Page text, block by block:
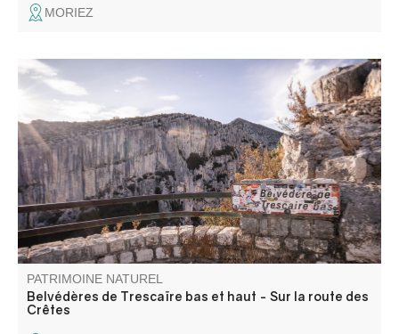
MORIEZ
Les belvédères de Trescaïre offrent les premiers point de
vues sur les Gorges du Verdon, à partir de la Route des
Crêtes. On peut voire en bas du canyon trois tours
rocheuses, en rive gauche, qui ont donnés leurs nom à
ces belvédères.
PATRIMOINE NATUREL
Belvédères de Trescaïre bas et haut - Sur la route des
Crêtes